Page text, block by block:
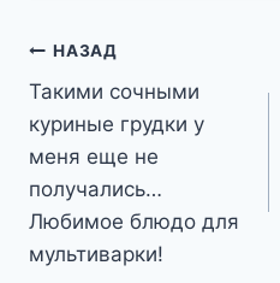
Навигация
по
записям
НАЗАД
Такими сочными
куриные грудки у
меня еще не
получались…
Любимое блюдо для
мультиварки!